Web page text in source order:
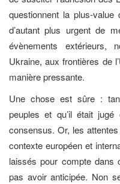
questionnent la plus-
d’autant plus urgent de
évènements extérieurs,
Ukraine, aux frontières de
manière pressante.
Une chose est sûre :
peuples et qu’il était
consensus. Or, les
contexte européen et
laissés pour compte dans
pas avoir anticipée. Non